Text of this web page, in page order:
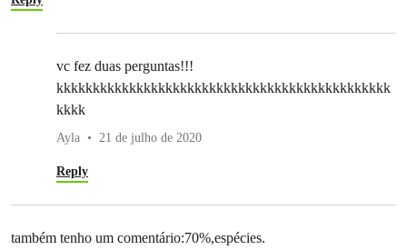
vc fez duas perguntas!!!
kkkkkkkkkkkkkkkkkkkkkkkkkkkkkkkkkkkkkkkkkkkkkk
kkkk
Ayla 21 de julho de 2020
Reply
também tenho um comentário:70%,espécies.